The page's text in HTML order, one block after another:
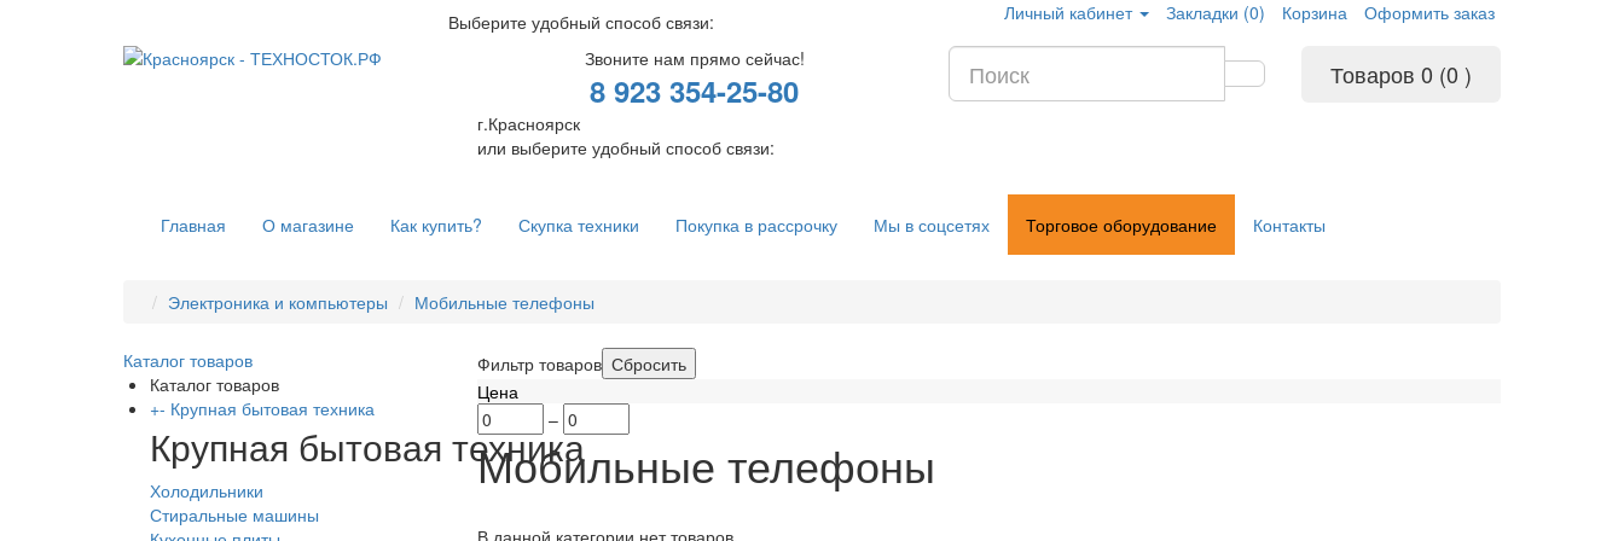
Личный кабинет Закладки (0) Корзина Оформить заказ
Выберите удобный способ связи:
Звоните нам прямо сейчас!
8 923 354-25-80
г.Красноярск
или выберите удобный способ связи:
Товаров 0 (0 )
Главная О магазине Как купить? Скупка техники Покупка в рассрочку Мы в соцсетях Торговое оборудование Контакты
Электроника и компьютеры Мобильные телефоны
Каталог товаров
Каталог товаров
+- Крупная бытовая техника
Крупная бытовая техника
Холодильники
Стиральные машины
Фильтр товаров
Цена
–
Мобильные телефоны
В данной категории нет товаров.